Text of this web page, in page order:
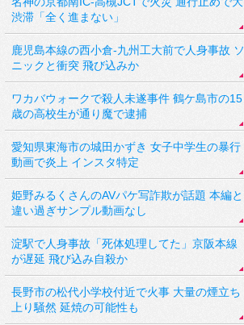
渋滞「全く進まない」
鹿児島本線の西小倉-九州工大前で人身事故 ソ
ニックと衝突 飛び込みか
ワカバウォークで殺人未遂事件 鶴ケ島市の15
歳の高校生が通り魔で逮捕
愛知県東海市の城田かずき 女子中学生の暴行
動画で炎上 インスタ特定
姫野みるくさんのAVパケ写詐欺が話題 本編と
違い過ぎサンプル動画なし
淀駅で人身事故「死体処理してた」京阪本線
が遅延 飛び込み自殺か
長野市の松代小学校付近で火事 大量の煙立ち
上り騒然 延焼の可能性も